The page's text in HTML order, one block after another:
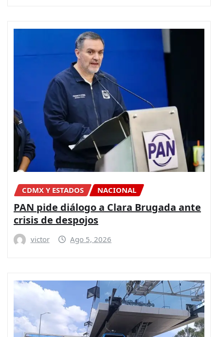
CDMX Y ESTADOS NACIONAL
PAN pide diálogo a Clara Brugada ante
crisis de despojos
victor Ago 5, 2026